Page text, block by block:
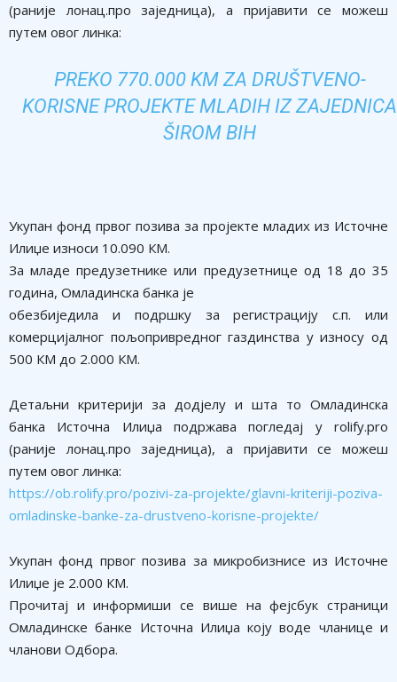
(раније лонац.про заједница), а пријавити се можеш
путем овог линка:
PREKO 770.000 KM ZA DRUŠTVENO-
KORISNE PROJEKTE MLADIH IZ ZAJEDNICA
ŠIROM BIH
Укупан фонд првог позива за пројекте младих из Источне
Илиџе износи 10.090 КМ.
За младе предузетнике или предузетнице од 18 до 35
година, Омладинска банка је
обезбиједила и подршку за регистрацију с.п. или
комерцијалног пољопривредног газдинства у износу од
500 КМ до 2.000 КМ.
Детаљни критерији за додјелу и шта то Омладинска
банка Источна Илиџа подржава погледај у rolify.pro
(раније лонац.про заједница), а пријавити се можеш
путем овог линка:
https://ob.rolify.pro/pozivi-za-projekte/glavni-kriteriji-poziva-
omladinske-banke-za-drustveno-korisne-projekte/
Укупан фонд првог позива за микробизнисе из Источне
Илиџе је 2.000 КМ.
Прочитај и информиши се више на фејсбук страници
Омладинске банке Источна Илиџа коју воде чланице и
чланови Одбора.